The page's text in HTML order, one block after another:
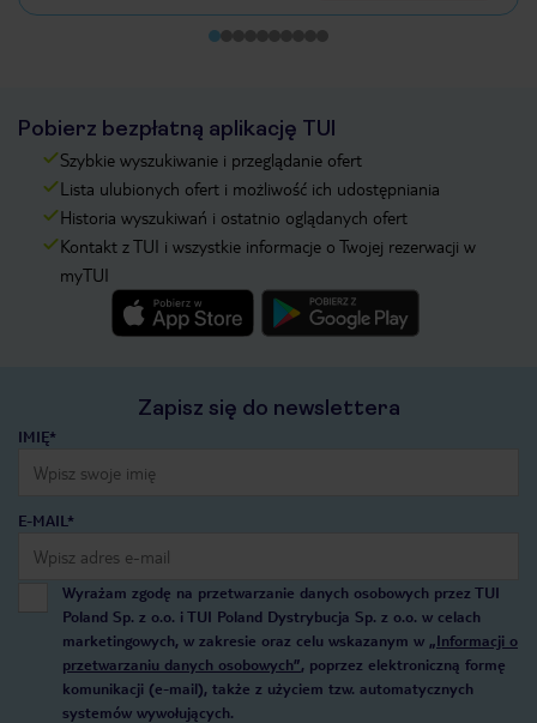
Pobierz bezpłatną aplikację TUI
Szybkie wyszukiwanie i przeglądanie ofert
Lista ulubionych ofert i możliwość ich udostępniania
Historia wyszukiwań i ostatnio oglądanych ofert
Kontakt z TUI i wszystkie informacje o Twojej rezerwacji w
myTUI
Zapisz się do newslettera
IMIĘ*
E-MAIL*
Wyrażam zgodę na przetwarzanie danych osobowych przez TUI
Poland Sp. z o.o. i TUI Poland Dystrybucja Sp. z o.o. w celach
marketingowych, w zakresie oraz celu wskazanym w „Informacji o
przetwarzaniu danych osobowych”, poprzez elektroniczną formę
komunikacji (e-mail), także z użyciem tzw. automatycznych
systemów wywołujących.